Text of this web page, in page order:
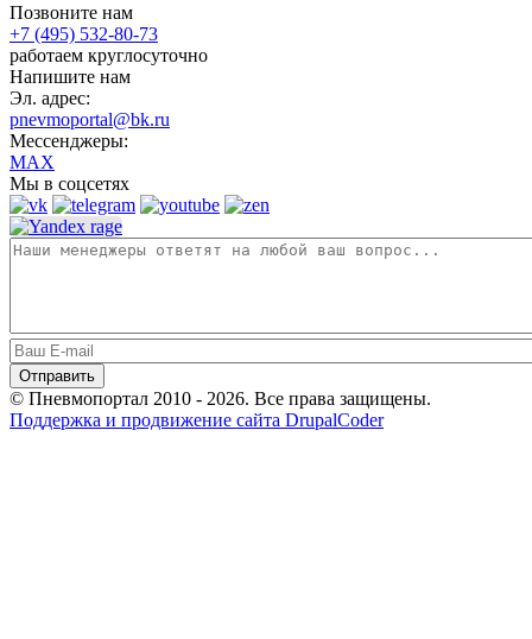
Позвоните нам
+7 (495) 532-80-73
работаем круглосуточно
Напишите нам
Эл. адрес:
pnevmoportal@bk.ru
Мессенджеры:
MAX
Мы в соцсетях
© Пневмопортал 2010 - 2026. Все права защищены.
Поддержка и продвижение сайта DrupalCoder